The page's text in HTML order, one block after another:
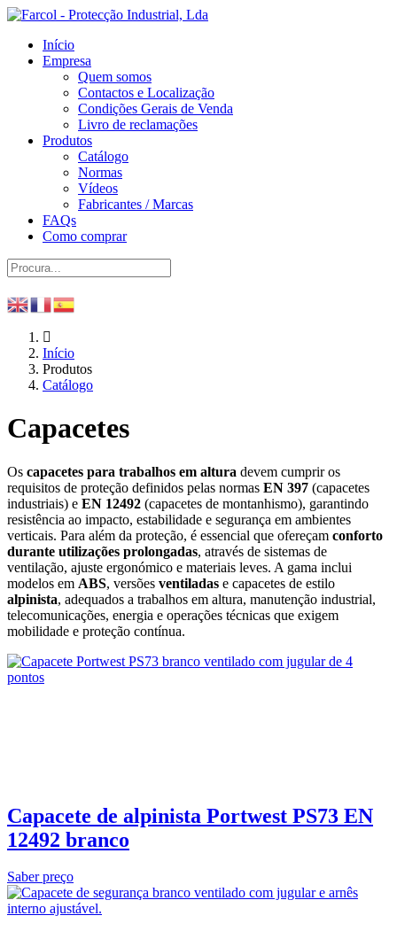
Início
Empresa
Quem somos
Contactos e Localização
Condições Gerais de Venda
Livro de reclamações
Produtos
Catálogo
Normas
Vídeos
Fabricantes / Marcas
FAQs
Como comprar
Início
Produtos
Catálogo
Capacetes
Os capacetes para trabalhos em altura devem cumprir os
requisitos de proteção definidos pelas normas EN 397 (capacetes
industriais) e EN 12492 (capacetes de montanhismo), garantindo
resistência ao impacto, estabilidade e segurança em ambientes
verticais. Para além da proteção, é essencial que ofereçam conforto
durante utilizações prolongadas, através de sistemas de
ventilação, ajuste ergonómico e materiais leves. A gama inclui
modelos em ABS, versões ventiladas e capacetes de estilo
alpinista, adequados a trabalhos em altura, manutenção industrial,
telecomunicações, energia e operações técnicas que exigem
mobilidade e proteção contínua.
Capacete de alpinista Portwest PS73 EN
12492 branco
Saber preço